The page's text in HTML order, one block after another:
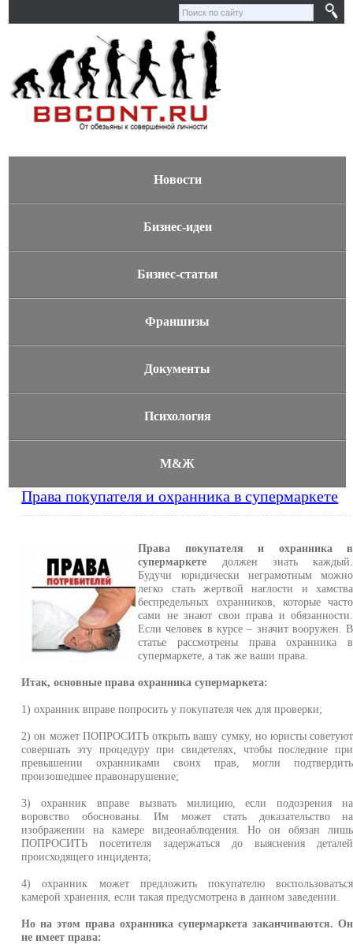
Новости
Бизнес-идеи
Бизнес-статьи
Франшизы
Документы
Психология
М&Ж
Права покупателя и охранника в супермаркете
Права покупателя и охранника в
супермаркете должен знать каждый.
Будучи юридически неграмотным можно
легко стать жертвой наглости и хамства
беспредельных охранников, которые часто
сами не знают свои права и обязанности.
Если человек в курсе – значит вооружен. В
статье рассмотрены права охранника в
супермаркете, а так же ваши права.
Итак, основные права охранника супермаркета:
1) охранник вправе попросить у покупателя чек для проверки;
2) он может ПОПРОСИТЬ открыть вашу сумку, но юристы советуют
совершать эту процедуру при свидетелях, чтобы последние при
превышении охранниками своих прав, могли подтвердить
произошедшее правонарушение;
3) охранник вправе вызвать милицию, если подозрения на
воровство обоснованы. Им может стать доказательство на
изображении на камере видеонаблюдения. Но он обязан лишь
ПОПРОСИТЬ посетителя задержаться до выяснения деталей
происходящего инцидента;
4) охранник может предложить покупателю воспользоваться
камерой хранения, если такая предусмотрена в данном заведении.
Но на этом права охранника супермаркета заканчиваются. Он
не имеет права: